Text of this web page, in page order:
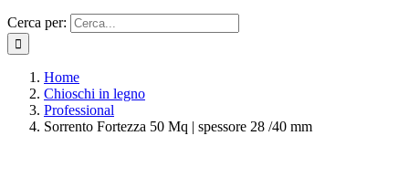
Cerca per:
Home
Chioschi in legno
Professional
Sorrento Fortezza 50 Mq | spessore 28 /40 mm